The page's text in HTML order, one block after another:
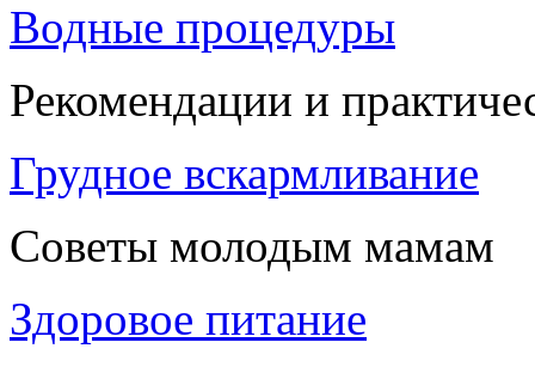
Водные процедуры
Рекомендации и
Грудное вскармливание
Советы молодым мамам
Здоровое питание